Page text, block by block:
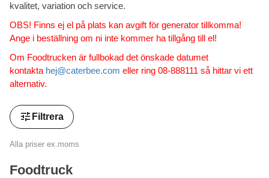
kvalitet, variation och service.
OBS! Finns ej el på plats kan avgift för generator tillkomma!
Ange i beställning om ni inte kommer ha tillgång till el!
Om Foodtrucken är fullbokad det önskade datumet
kontakta hej@caterbee.com eller ring 08-888111 så hittar vi ett
alternativ.
tune Filtrera
Alla priser ex.moms
Foodtruck